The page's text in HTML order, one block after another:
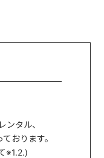
ンタル、
おります。
※1.2.)